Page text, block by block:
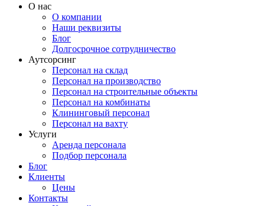
О нас
О компании
Наши реквизиты
Блог
Долгосрочное сотрудничество
Аутсорсинг
Персонал на склад
Персонал на производство
Персонал на строительные объекты
Персонал на комбинаты
Клининговый персонал
Персонал на вахту
Услуги
Аренда персонала
Подбор персонала
Блог
Клиенты
Цены
Контакты